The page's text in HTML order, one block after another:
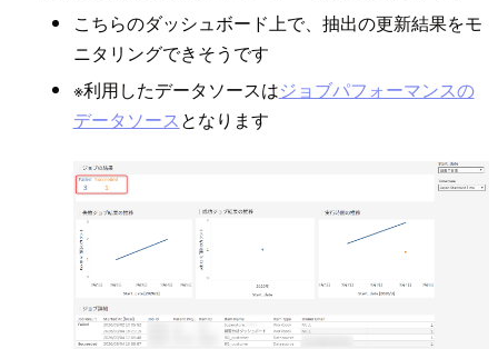
こちらのダッシュボード上で、抽出の更新結果をモ
ニタリングできそうです
※利用したデータソースはジョブパフォーマンスの
データソースとなります